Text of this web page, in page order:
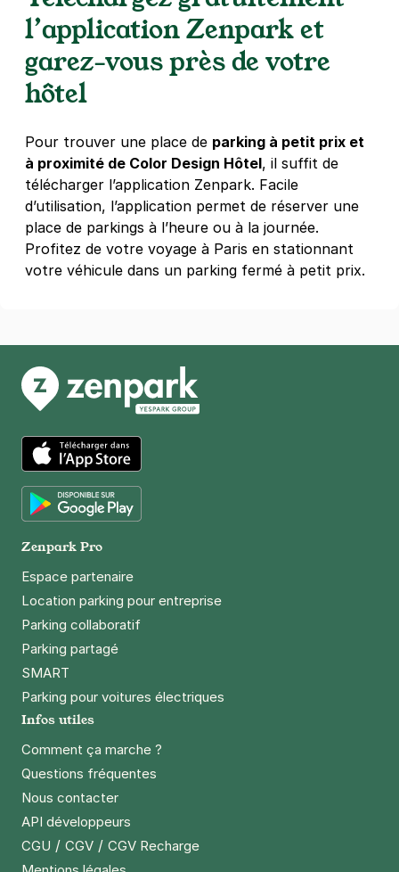
Paris - Montgallet - Daumesnil
11 rue Montgallet
75012 Paris
(655 avis)
Réserver
+ Abonnements disponibles
Paris - Bastille - Roquette Intérieur
33 rue de la Roquette
75011Paris
+ Abonnements disponibles
Paris - Montgallet - Mairie du 12e
37 rue Jacques Hillairet
75011Paris
4 €/heure ,32 €/jour,100 €/semaine
Réserver
+ Abonnements disponibles
l’application Zenpark et
garez-vous près de votre
hôtel
Pour trouver une place de parking à petit prix et
à proximité de Color Design Hôtel, il suffit de
télécharger l’application Zenpark. Facile
d’utilisation, l’application permet de réserver une
place de parkings à l’heure ou à la journée.
Profitez de votre voyage à Paris en stationnant
votre véhicule dans un parking fermé à petit prix.
App Store
Zenpark Pro
Espace partenaire
Location parking pour entreprise
Parking collaboratif
Parking partagé
SMART
Parking pour voitures électriques
Infos utiles
Comment ça marche ?
Questions fréquentes
Nous contacter
API développeurs
CGU / CGV / CGV Recharge